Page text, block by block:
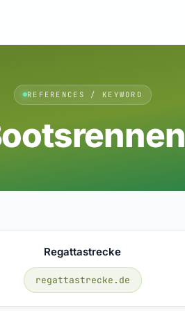
REFERENCES / KEYWORD
Regattastrecke
regattastrecke.de